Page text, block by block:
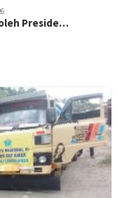
oleh Preside…